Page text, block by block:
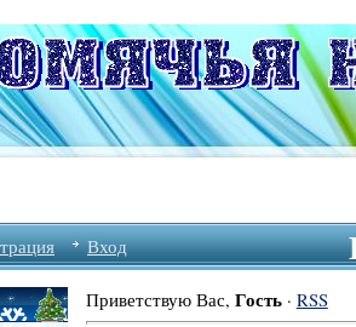
Вход
Приветствую Вас, Гость· RSS